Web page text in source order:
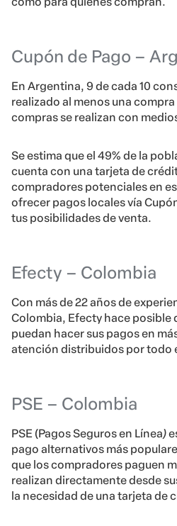
Cupón de Pago –
En Argentina, 9 de cada 10
realizado al menos una
compras se realizan con
Se estima que el 49% de la
cuenta con una tarjeta de
compradores potenciales en
ofrecer pagos locales vía
tus posibilidades de venta.
Efecty – Colombia
Con más de 22 años de
Colombia, Efecty hace posible
puedan hacer sus pagos en
atención distribuidos por todo
PSE – Colombia
PSE (Pagos Seguros en Línea)
pago alternativos más
que los compradores paguen
realizan directamente desde
la necesidad de una tarjeta de